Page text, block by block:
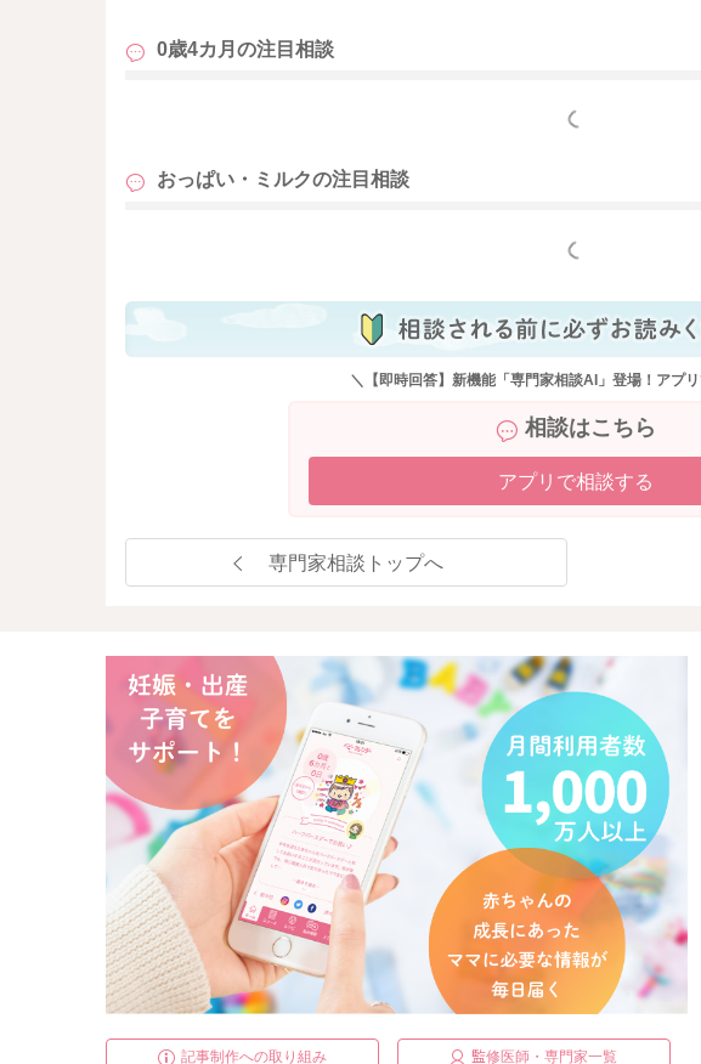
0歳4カ月の注目相談
もっと見る
おっぱい・ミルクの注目相談
もっと見る
＼【即時回答】新機能「専門家相談AI」登場！アプ
相談はこちら
アプリで相談する
専門家相談トップへ
記事制作への取り組み 監修医師・専門家一覧